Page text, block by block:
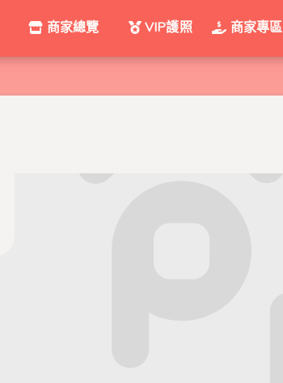
商家總覽 VIP護照 商家專區